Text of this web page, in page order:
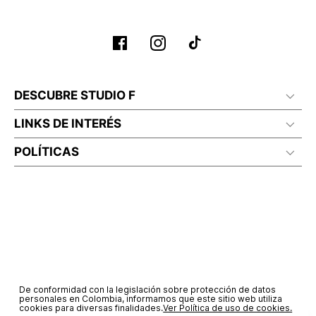
DESCUBRE STUDIO F
LINKS DE INTERÉS
POLÍTICAS
De conformidad con la legislación sobre protección de datos
personales en Colombia, informamos que este sitio web utiliza
cookies para diversas finalidades.Ver Política de uso de cookies.